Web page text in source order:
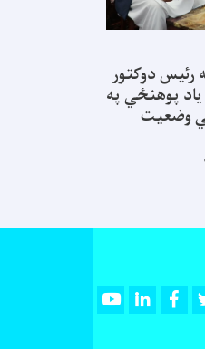
رئیس دوکتور
پوهنځي په
وضعیت
YoutubeLinkedIn